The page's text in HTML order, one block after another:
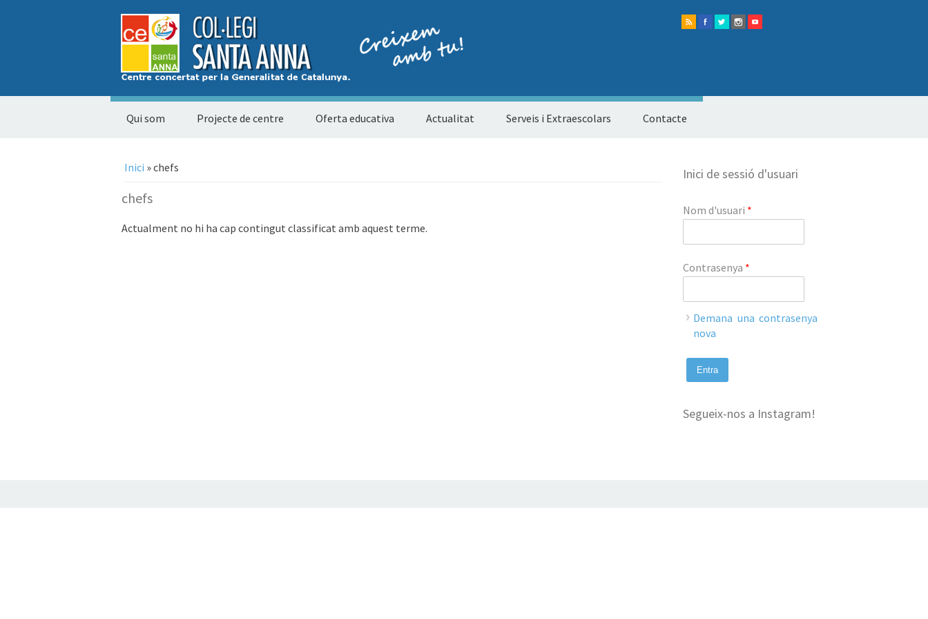
Qui som Projecte de centre Oferta educativa Actualitat Serveis i Extraescolars Contacte
Inici » chefs
chefs
Actualment no hi ha cap contingut classificat amb aquest terme.
Inici de sessió d'usuari
Nom d'usuari *
Contrasenya *
Demana una contrasenya
nova
Segueix-nos a Instagram!